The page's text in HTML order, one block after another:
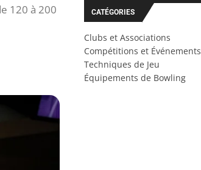
120 à 200
CATÉGORIES
Clubs et Associations
Compétitions et Événements
Techniques de Jeu
Équipements de Bowling